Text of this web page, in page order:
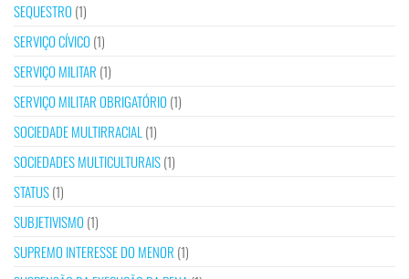
SEQUESTRO (1)
SERVIÇO CÍVICO (1)
SERVIÇO MILITAR (1)
SERVIÇO MILITAR OBRIGATÓRIO (1)
SOCIEDADE MULTIRRACIAL (1)
SOCIEDADES MULTICULTURAIS(1)
STATUS(1)
SUBJETIVISMO (1)
SUPREMO INTERESSE DO MENOR (1)